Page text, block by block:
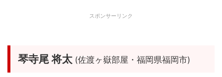
スポンサーリンク
琴寺尾 将太 (佐渡ヶ嶽部屋・福岡県福岡市)